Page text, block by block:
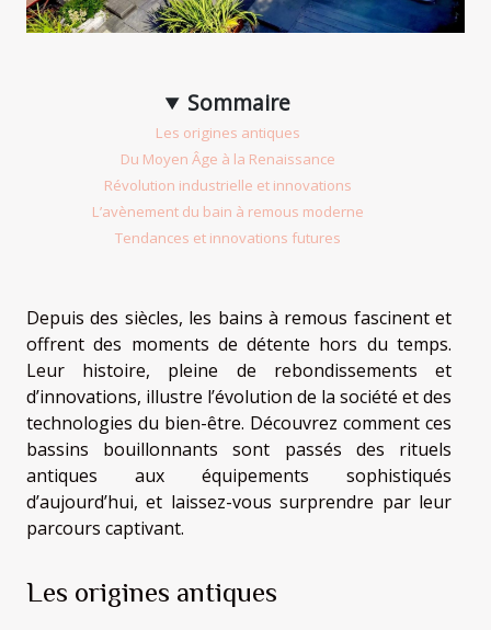
Sommaire
Les origines antiques
Du Moyen Âge à la Renaissance
Révolution industrielle et innovations
L’avènement du bain à remous moderne
Tendances et innovations futures
Depuis des siècles, les bains à remous fascinent et
offrent des moments de détente hors du temps.
Leur histoire, pleine de rebondissements et
d’innovations, illustre l’évolution de la société et des
technologies du bien-être. Découvrez comment ces
bassins bouillonnants sont passés des rituels
antiques aux équipements sophistiqués
d’aujourd’hui, et laissez-vous surprendre par leur
parcours captivant.
Les origines antiques